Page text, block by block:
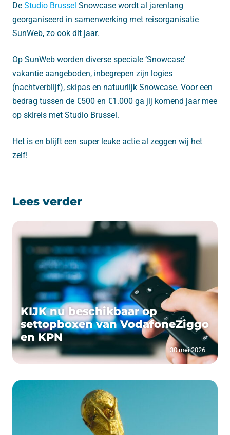
De Studio Brussel Snowcase wordt al jarenlang
georganiseerd in samenwerking met reisorganisatie
SunWeb, zo ook dit jaar.
Op SunWeb worden diverse speciale ‘Snowcase’
vakantie aangeboden, inbegrepen zijn logies
(nachtverblijf), skipas en natuurlijk Snowcase. Voor een
bedrag tussen de €500 en €1.000 ga jij komend jaar mee
op skireis met Studio Brussel.
Het is en blijft een super leuke actie al zeggen wij het
zelf!
Lees verder
KIJK nu beschikbaar op
settopboxen van VodafoneZiggo
en KPN
30 mei 2026